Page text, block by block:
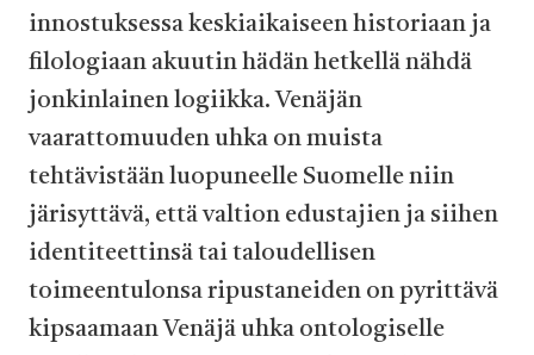
innostuksessa keskiaikaiseen historiaan ja
filologiaan akuutin hädän hetkellä nähdä
jonkinlainen logiikka. Venäjän
vaarattomuuden uhka on muista
tehtävistään luopuneelle Suomelle niin
järisyttävä, että valtion edustajien ja siihen
identiteettinsä tai taloudellisen
toimeentulonsa ripustaneiden on pyrittävä
kipsaamaan Venäjä uhka ontologiselle